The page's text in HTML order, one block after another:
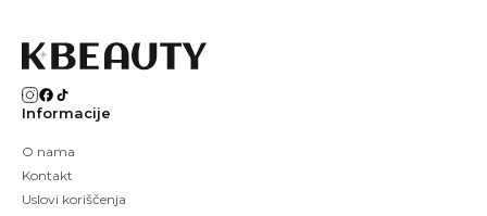
Informacije
O nama
Kontakt
Uslovi koriščenja